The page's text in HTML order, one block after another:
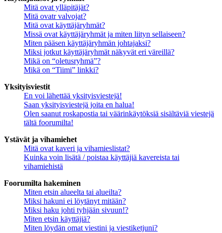
Mitä ovat ylläpitäjät?
Mitä ovatr valvojat?
Mitä ovat käyttäjäryhmät?
Missä ovat käyttäjäryhmät ja miten liityn sellaiseen?
Miten pääsen käyttäjäryhmän johtajaksi?
Miksi jotkut käyttäjäryhmät näkyvät eri väreillä?
Mikä on “oletusryhmä”?
Mikä on “Tiimi” linkki?
Yksityisviestit
En voi lähettää yksityisviestejä!
Saan yksityisviestejä joita en halua!
Olen saanut roskapostia tai väärinkäytöksiä sisältäviä viestejä
tältä foorumilta!
Ystävät ja vihamiehet
Mitä ovat kaveri ja vihamieslistat?
Kuinka voin lisätä / poistaa käyttäjiä kavereista tai
vihamiehistä
Foorumilta hakeminen
Miten etsin alueelta tai alueilta?
Miksi hakuni ei löytänyt mitään?
Miksi haku johti tyhjään sivuun!?
Miten etsin käyttäjiä?
Miten löydän omat viestini ja viestiketjuni?